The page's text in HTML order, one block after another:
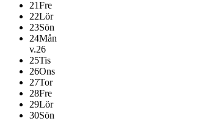
21Fre
22Lör
23Sön
24Mån
v.26
25Tis
26Ons
27Tor
28Fre
29Lör
30Sön